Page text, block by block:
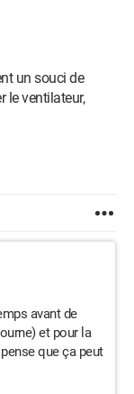
un souci de
le ventilateur,
avant de
et pour la
que ça peut